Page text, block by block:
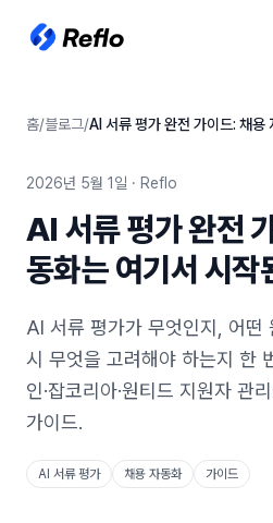
홈/블로그/AI 서류 평가 완전 가이드: 채용
2026년 5월 1일 · Reflo
AI 서류 평가 완전
동화는 여기서 시작
AI 서류 평가가 무엇인지, 어떤
시 무엇을 고려해야 하는지 한
인·잡코리아·원티드 지원자 관
가이드.
AI 서류 평가 채용 자동화 가이드